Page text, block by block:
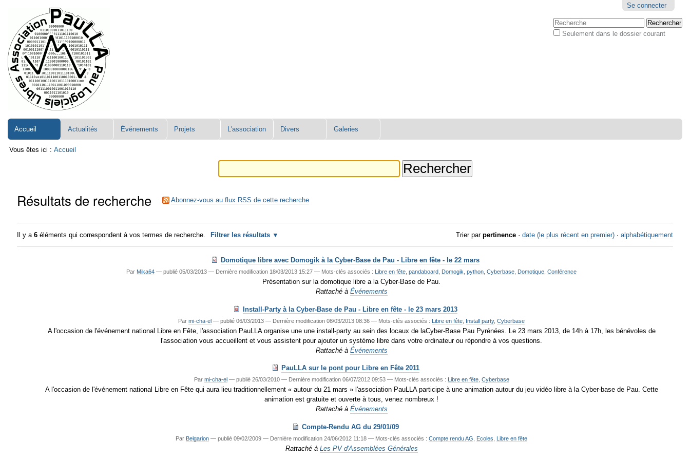
contenu.
Aller
à
la
navigation
personnels
Se connecter
Chercher par
Seulement dans le dossier courant
Accueil Actualités Événements Projets L'association Divers Galeries
Vous êtes ici : Accueil
Résultats de recherche Abonnez-vous au flux RSS de cette recherche
Il y a6 éléments qui correspondent à vos termes de recherche. Filtrer les résultats Trier par pertinence · date (le plus récent en premier) · alphabétiquement
Domotique libre avec Domogik à la Cyber-Base de Pau - Libre en fête - le 22 mars
Par Mika64 —publié 05/03/2013— Dernière modification 18/03/2013 15:27— Mots-clés associés : Libre en fête ,pandaboard Domogik ,python ,Cyberbase Domotique ,Conférence
Présentation sur la domotique libre a la Cyber-Base de Pau.
Rattaché à Événements
Install-Party à la Cyber-Base de Pau - Libre en fête - le 23 mars 2013
Parmi-cha-el —publié 06/03/2013— Dernière modification 08/03/2013 08:36— Mots-clés associés : Libre en fête Install party,Cyberbase
A l'occasion de l'événement national Libre en Fête, l'association PauLLA organise une une install-party au sein des locaux de laCyber-Base Pau Pyrénées. Le 23 mars 2013, de 14h à 17h, les bénévoles de
l'association vous accueillent et vous assistent pour ajouter un système libre dans votre ordinateur ou répondre à vos questions.
Rattaché à Événements
PauLLA sur le pont pour Libre en Fête 2011
Par mi-cha-el — publié26/03/2010 — Dernière modification06/07/2012 09:53 — Mots-clés associés : Libre en fête, Cyberbase
A l'occasion de l'événement national Libre en Fête qui aura lieu traditionnellement « autour du 21 mars » l'association PauLLA participe à une animation autour du jeu vidéo libre à la Cyber-base de Pau. Cette
animation est gratuite et ouverte à tous, venez nombreux !
Rattaché à Événements
Compte-Rendu AG du 29/01/09
Par Belgarion —publié 09/02/2009— Dernière modification 24/06/2012 11:18— Mots-clés associés :Compte rendu AG Ecoles Libre en fête
Rattaché à Les PV d'Assemblées Générales